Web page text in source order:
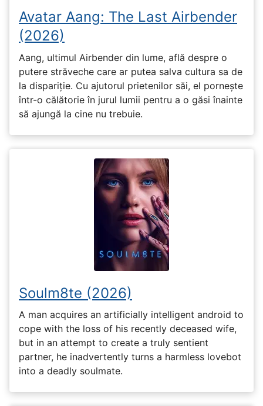
Avatar Aang: The Last Airbender
(2026)
Aang, ultimul Airbender din lume, află despre o
putere străveche care ar putea salva cultura sa de
la dispariție. Cu ajutorul prietenilor săi, el pornește
într-o călătorie în jurul lumii pentru a o găsi înainte
să ajungă la cine nu trebuie.
Soulm8te (2026)
A man acquires an artificially intelligent android to
cope with the loss of his recently deceased wife,
but in an attempt to create a truly sentient
partner, he inadvertently turns a harmless lovebot
into a deadly soulmate.